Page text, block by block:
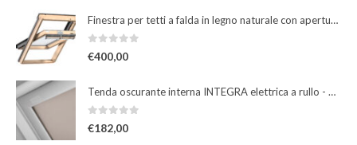
Finestra per tetti a falda in legno naturale con apertura a bilico manuale
0Su 5
€400,00
Tenda oscurante interna INTEGRA elettrica a rullo - beige
€182,00